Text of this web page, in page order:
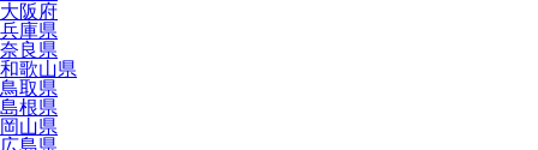
大阪府
兵庫県
奈良県
和歌山県
鳥取県
島根県
岡山県
広島県